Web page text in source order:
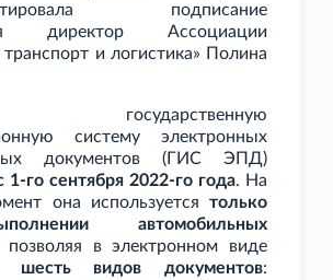
подписание
директор Ассоциации
и логистика» Полина
государственную
систему электронных
документов (ГИС ЭПД)
1-го сентября 2022-го года. На
она используется только
автомобильных
позволяя в электронном виде
шесть видов документов: